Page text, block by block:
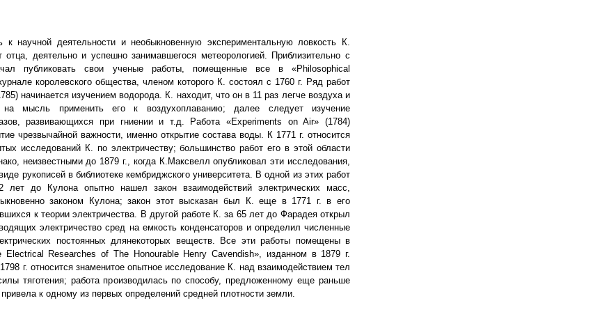
к научной деятельности и необыкновенную экспериментальную ловкость К.
отца, деятельно и успешно занимавшегося метеорологией. Приблизительно с
публиковать свои ученые работы, помещенные все в «Philosophical
королевского общества, членом которого К. состоял с 1760 г. Ряд работ
начинается изучением водорода. К. находит, что он в 11 раз легче воздуха и
мысль применить его к воздухоплаванию; далее следует изучение
развивающихся при гниении и т.д. Работа «Experiments on Air» (1784)
чрезвычайной важности, именно открытие состава воды. К 1771 г. относится
исследований К. по электричеству; большинство работ его в этой области
неизвестными до 1879 г., когда К.Максвелл опубликовал эти исследования,
рукописей в библиотеке кембриджского университета. В одной из этих работ
до Кулона опытно нашел закон взаимодействий электрических масс,
законом Кулона; закон этот высказан был К. еще в 1771 г. в его
к теории электричества. В другой работе К. за 65 лет до Фарадея открыл
электричество сред на емкость конденсаторов и определил численные
постоянных длянекоторых веществ. Все эти работы помещены в
Electrical Researches of The Honourable Henry Cavendish», изданном в 1879 г.
г. относится знаменитое опытное исследование К. над взаимодействием тел
тяготения; работа производилась по способу, предложенному еще раньше
к одному из первых определений средней плотности земли.